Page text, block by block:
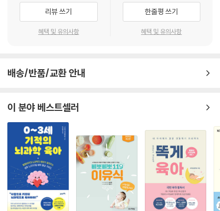
있는 부모들로, 이들은 아이에게 긍정적인 많은 영향을 준다. 긍정적인 많
은 영향이란 정 애착, 좋은 사회적 기술, 다른 사람의 마음을 ‘읽는’ 능력, 때
때로 어렵거나 도전적인 상황이나 작용에서 자신의 정서를 다루거나 조절
치며 자녀에게 더 반영적이 될 수 있는지를 설명해 나간다. 가상으로 설정
한 세 가족이 겪는(우리가 일상에서 아이와 흔히 겪는) 사례를 중심으로,
반영적 양육이 어떤 효과가 있고, 어떻게 적용할 수 있는지 설명한다. 부모
지도(map), 감정온도계, 부모 APP(A: 관심 가지기, P: 관점 취하기, P:
공감하기) 등이 반영적 양육을 실천하는 툴이다.
책을 통해 아이의 감정이 폭발하고 있을 때 화가 난 부모가 그 감정을 어떻
게 다루어야 하고, 아이가 일부러 부모를 약 올리려고 특정한 행동을 하는
것이 아니라 아이가 다른 사람의 관점을 온전히 이해할 수 없거나 그렇게
리뷰 쓰기
혜택 및 유의사항
한줄평 쓰기
혜택 및 유의사항
배송/반품/교환 안내
이 분야 베스트셀러